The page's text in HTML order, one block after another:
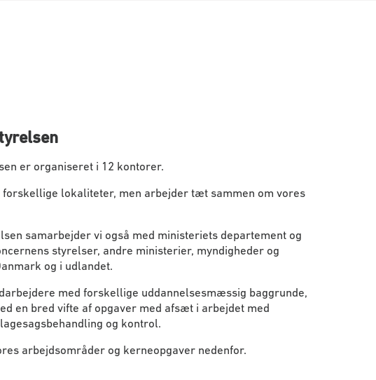
er organiseret i 12 kontorer.
lokaliteter, men arbejder tæt sammen om vores
samarbejder vi også med ministeriets departement og
styrelser, andre ministerier, myndigheder og
og i udlandet.
med forskellige uddannelsesmæssig baggrunde,
en bred vifte af opgaver med afsæt i arbejdet med
og kontrol.
arbejdsområder og kerneopgaver nedenfor.